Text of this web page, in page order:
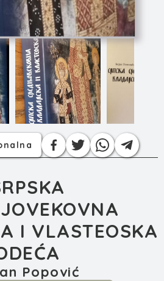
I VLASTEOSKA
Popović